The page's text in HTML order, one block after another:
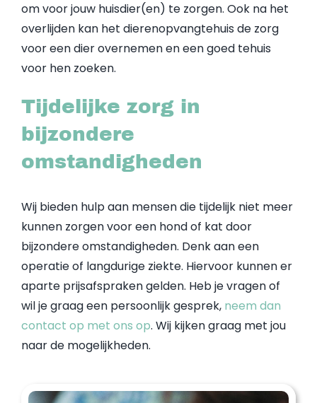
om voor jouw huisdier(en) te zorgen. Ook na het
overlijden kan het dierenopvangtehuis de zorg
voor een dier overnemen en een goed tehuis
voor hen zoeken.
Tijdelijke zorg in
bijzondere
omstandigheden
Wij bieden hulp aan mensen die tijdelijk niet meer
kunnen zorgen voor een hond of kat door
bijzondere omstandigheden. Denk aan een
operatie of langdurige ziekte. Hiervoor kunnen er
aparte prijsafspraken gelden. Heb je vragen of
wil je graag een persoonlijk gesprek, neem dan
contact op met ons op. Wij kijken graag met jou
naar de mogelijkheden.